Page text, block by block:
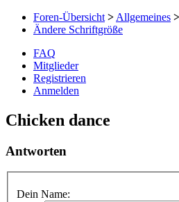
Foren-Übersicht > Allgemeines >
Ändere Schriftgröße
FAQ
Mitglieder
Registrieren
Anmelden
Chicken dance
Antworten
Dein Name: